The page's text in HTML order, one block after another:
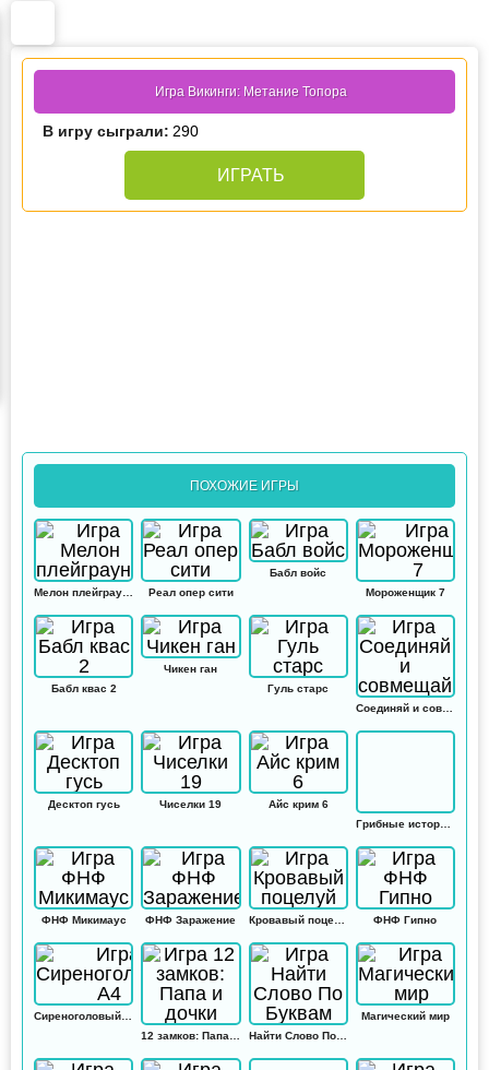
Игра Викинги: Метание Топора
В игру сыграли: 290
ИГРАТЬ
ПОХОЖИЕ ИГРЫ
Реал опер сити
Бабл войс
Мороженщик 7
Бабл квас 2
Чикен ган
Гуль старс
Соединяй и совмещай
Десктоп гусь Чиселки 19
Айс крим 6
Грибные истории: Кликер
ФНФ Микимаус ФНФ Заражение Кровавый поцелуй ФНФ Гипно
Найти Слово По Буквам
Магический мир